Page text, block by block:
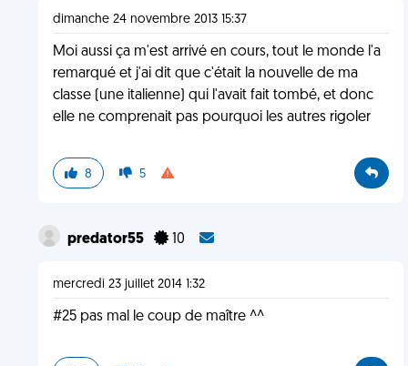
dimanche 24 novembre 2013 15:37
Moi aussi ça m'est arrivé en cours, tout le monde l'a
remarqué et j'ai dit que c'était la nouvelle de ma
classe (une italienne) qui l'avait fait tombé, et donc
elle ne comprenait pas pourquoi les autres rigoler
8 5
predator55 10
mercredi 23 juillet 2014 1:32
#25 pas mal le coup de maître ^^